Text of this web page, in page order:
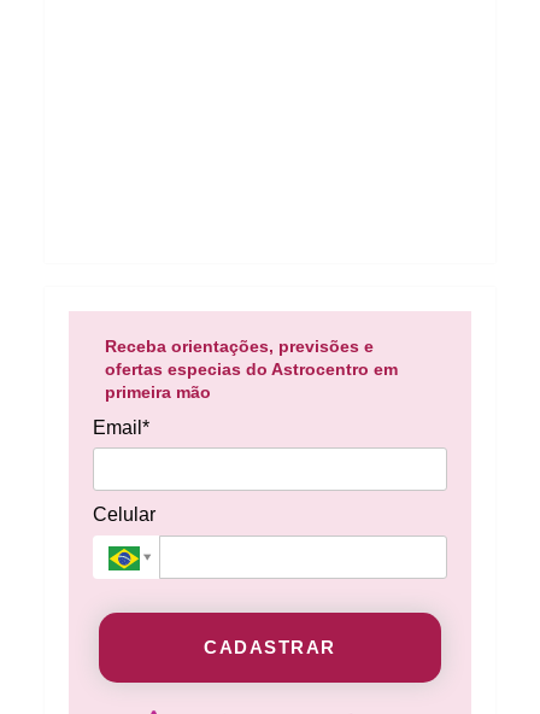
Receba orientações, previsões e
ofertas especias do Astrocentro em
primeira mão
Email*
Celular
CADASTRAR